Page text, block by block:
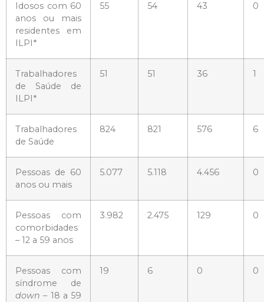
Idosos com 60
anos ou mais
residentes em
ILPI*
55 54 43 0
Trabalhadores
de Saúde de
ILPI*
51 51 36 1
Trabalhadores
de Saúde
824 821 576 6
Pessoas de 60
anos ou mais
5.077 5.118 4.456 0
Pessoas com
comorbidades
– 12 a 59 anos
3.982 2.475 129 0
Pessoas com
síndrome de
down – 18 a 59
19 6 0 0